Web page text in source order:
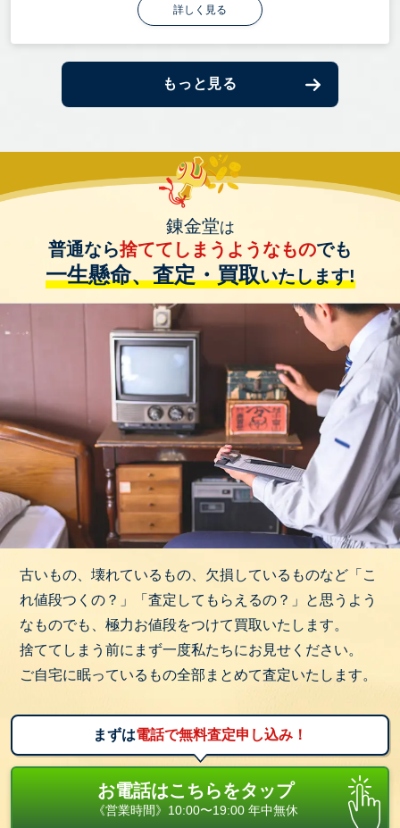
詳しく見る
もっと見る
錬金堂は
普通なら捨ててしまうようなものでも
一生懸命、査定・買取いたします!
古いもの、壊れているもの、欠損しているものなど「こ
れ値段つくの？」「査定してもらえるの？」と思うよう
なものでも、極力お値段をつけて買取いたします。
捨ててしまう前にまず一度私たちにお見せください。
ご自宅に眠っているもの全部まとめて査定いたします。
まずは電話で無料査定申し込み！
お電話はこちらをタップ
《営業時間》10:00〜19:00 年中無休